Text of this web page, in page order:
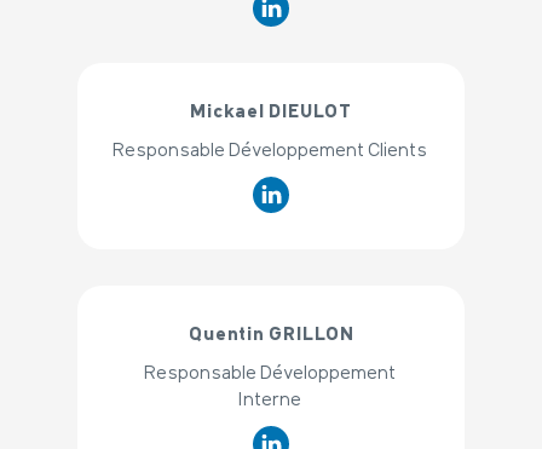
Mickael DIEULOT
Responsable Développement Clients
Quentin GRILLON
Responsable Développement
Interne